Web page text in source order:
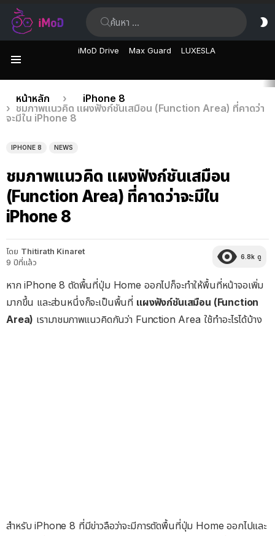
iMoD Drive Max Guard LUXESLA
เรื่อง
ล่าสุด
คุณอยู่ที่นี่:
หน้าหลัก
iPhone 8
ชมภาพแนวคิด แผงฟังก์ชันเสมือน (Function Area) ที่คาดว่า
จะมีใน iPhone 8
IPHONE 8 NEWS
ชมภาพแนวคิด แผงฟังก์ชันเสมือน
(Function Area) ที่คาดว่าจะมีใน
iPhone 8
โดย Thitirath Kinaret
9 ปีที่แล้ว
6.8k ดู
หาก iPhone 8 ตัดพื้นที่ปุ่ม Home ออกไปก็จะทำให้พื้นที่หน้าจอเพิ่ม
มากขึ้น และส่วนหนึ่งก็จะเป็นพื้นที่ แผงฟังก์ชันเสมือน (Function
Area) เรามาชมภาพแนวคิดกันว่า Function Area ใช้ทำอะไรได้บ้าง
สำหรับ iPhone 8 ที่มีข่าวลือว่าจะมีการตัดพื้นที่ปุ่ม Home ออกไปและ